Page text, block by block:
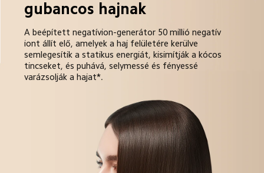
gubancos hajnak
A beépített negatívion-generátor 50 millió negatív
iont állít elő, amelyek a haj felületére kerülve
semlegesítik a statikus energiát, kisimítják a kócos
tincseket, és puhává, selymessé és fényessé
varázsolják a hajat*.